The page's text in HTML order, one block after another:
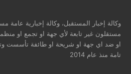
وكالة إخبار المستقبل، وكالة إخبارية عامة
مستقلون غير تابعة لأي جهة او تجمع او
او ضد اي جهة او شريحة او طائفة تأسست
تامة منذ عام 2014